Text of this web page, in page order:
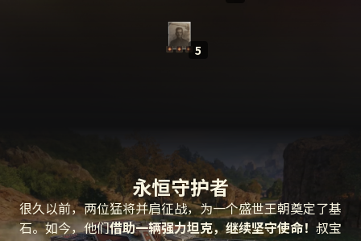
5
永恒守护者
很久以前，两位猛将并肩征战，为一个盛世王朝奠定了基
石。如今，他们借助一辆强力坦克，继续坚守使命！ 叔宝